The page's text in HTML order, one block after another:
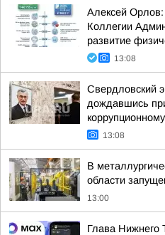
Алексей
Коллегии
развитие
13:08
Свердловский
дождавшись
13:08
В
области
13:00
Глава Нижнего